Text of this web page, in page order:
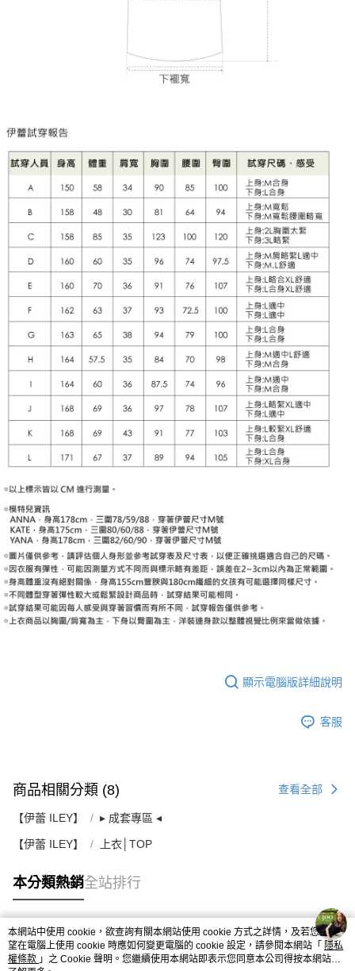
顯示電腦版詳細說明
客服
商品相關分類 (8) 查看全部
【伊蕾 ILEY】 ▸ 成套專區 ◂
【伊蕾 ILEY】 上衣│TOP
本分類熱銷全站排行
熱門標籤
本網站中使用 cookie，欲查詢有關本網站使用 cookie 方式之詳情，及若您不希
望在電腦上使用 cookie 時應如何變更電腦的 cookie 設定，請參閱本網站「 隱私
權條款 」之 Cookie 聲明。您繼續使用本網站即表示您同意本公司得按本網站使